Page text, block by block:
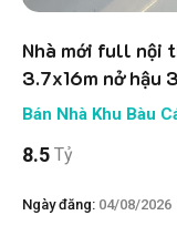
Nhà mới full nội
3.7x16m nở hậu
Bán Nhà Khu Bàu
8.5 Tỷ
Ngày đăng: 04/08/2026